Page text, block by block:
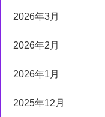
2026年3月
2026年2月
2026年1月
2025年12月